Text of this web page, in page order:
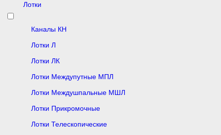
Лотки
Каналы КН
Лотки Л
Лотки ЛК
Лотки Междупутные МПЛ
Лотки Междушпальные МШЛ
Лотки Прикромочные
Лотки Телескопические